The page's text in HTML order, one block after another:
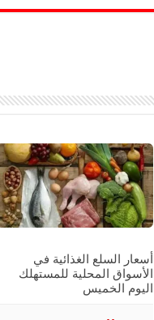
أسعار السلع الغذائية في
الأسواق المحلية للمستهلك
اليوم الخميس